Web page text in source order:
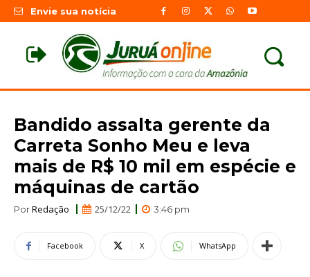
Envie sua notícia
Bandido assalta gerente da
Carreta Sonho Meu e leva
mais de R$ 10 mil em espécie e
máquinas de cartão
PorRedação 25/12/22 3:46 pm
Facebook X WhatsApp